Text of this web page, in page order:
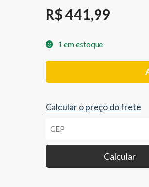
R$441,99
1 em estoque
Bobina
Ignição
S10
2.2
Até
99
Suprema
Calcular o preço do frete
Calcular